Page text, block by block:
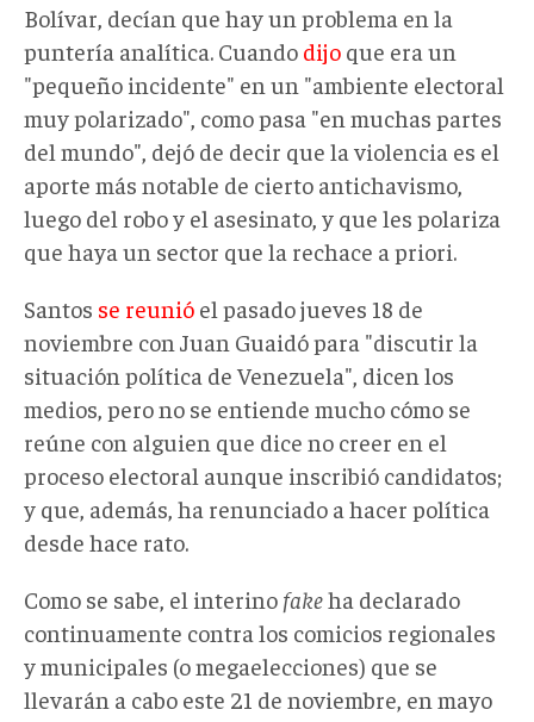
Bolívar, decían que hay un problema en la
puntería analítica. Cuando dijo que era un
"pequeño incidente" en un "ambiente electoral
muy polarizado", como pasa "en muchas partes
del mundo", dejó de decir que la violencia es el
aporte más notable de cierto antichavismo,
luego del robo y el asesinato, y que les polariza
que haya un sector que la rechace a priori.
Santos se reunió el pasado jueves 18 de
noviembre con Juan Guaidó para "discutir la
situación política de Venezuela", dicen los
medios, pero no se entiende mucho cómo se
reúne con alguien que dice no creer en el
proceso electoral aunque inscribió candidatos;
y que, además, ha renunciado a hacer política
desde hace rato.
Como se sabe, el interino fakeha declarado
continuamente contra los comicios regionales
y municipales (o megaelecciones) que se
llevarán a cabo este 21 de noviembre, en mayo